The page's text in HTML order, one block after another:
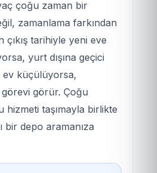
çoğu zaman bir
zamanlama farkından
çıkış tarihiyle yeni eve
yurt dışına geçici
ev küçülüyorsa,
görür. Çoğu
hizmeti taşımayla birlikte
bir depo aramanıza